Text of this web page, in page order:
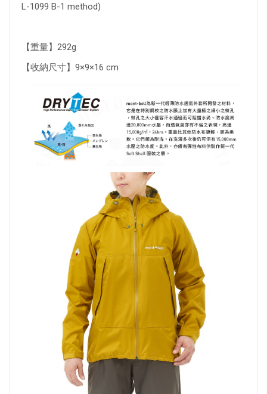
L-1099 B-1 method)
【重量】292g
【收納尺寸】9×9×16 cm